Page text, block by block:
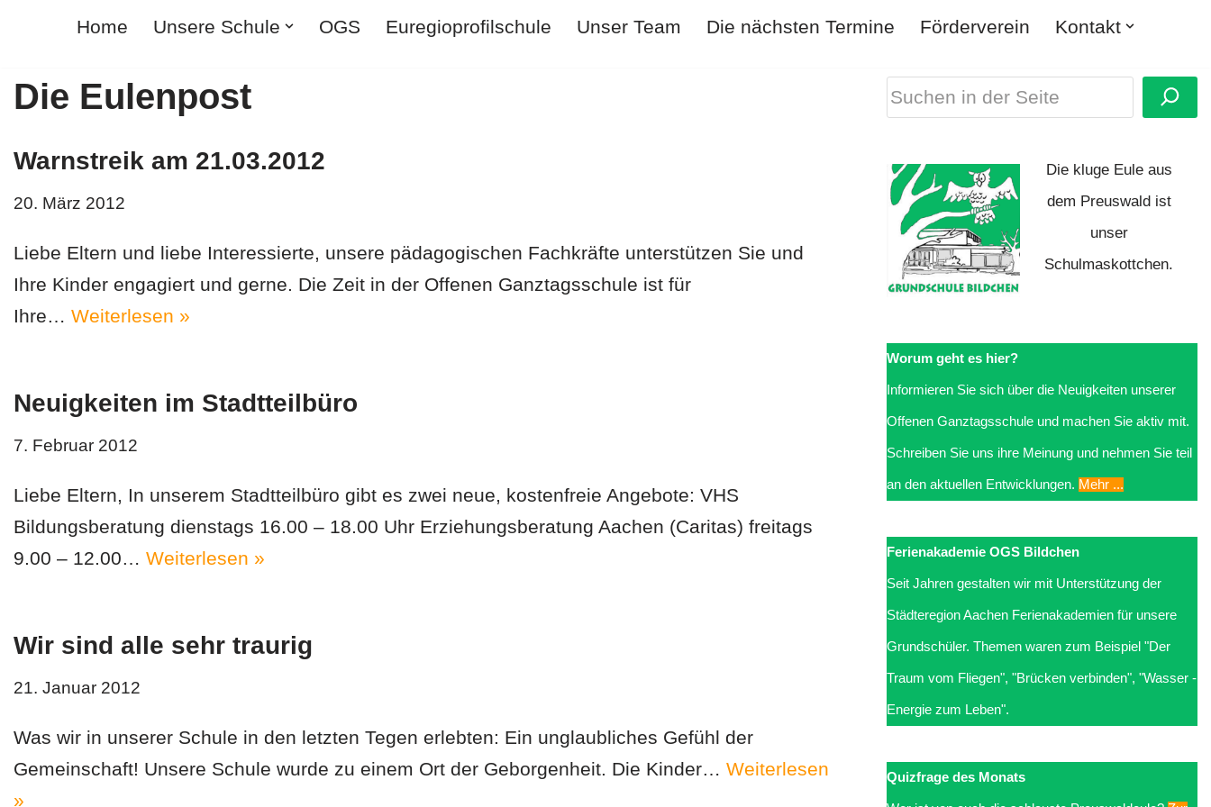
u
I
h
a
l
t
r
g
e
n
Home Unsere Schule OGS Euregioprofilschule Unser Team Die nächsten Termine Förderverein Kontakt
Die Eulenpost
Warnstreik am 21.03.2012
20. März 2012
Liebe Eltern und liebe Interessierte, unsere pädagogischen Fachkräfte unterstützen Sie und
Ihre Kinder engagiert und gerne. Die Zeit in der Offenen Ganztagsschule ist für
Ihre… Weiterlesen »
Neuigkeiten im Stadtteilbüro
7. Februar 2012
Liebe Eltern, In unserem Stadtteilbüro gibt es zwei neue, kostenfreie Angebote: VHS
Bildungsberatung dienstags 16.00 – 18.00 Uhr Erziehungsberatung Aachen (Caritas) freitags
9.00 – 12.00… Weiterlesen »
Wir sind alle sehr traurig
21. Januar 2012
Was wir in unserer Schule in den letzten Tegen erlebten: Ein unglaubliches Gefühl der
Gemeinschaft! Unsere Schule wurde zu einem Ort der Geborgenheit. Die Kinder… Weiterlesen
»
Die kluge Eule aus
dem Preuswald ist
unser
Schulmaskottchen.
Worum geht es hier?
Informieren Sie sich über die Neuigkeiten unserer
Offenen Ganztagsschule und machen Sie aktiv mit.
Schreiben Sie uns ihre Meinung und nehmen Sie teil
an den aktuellen Entwicklungen. Mehr ...
Ferienakademie OGS Bildchen
Seit Jahren gestalten wir mit Unterstützung der
Städteregion Aachen Ferienakademien für unsere
Grundschüler. Themen waren zum Beispiel "Der
Traum vom Fliegen", "Brücken verbinden", "Wasser -
Energie zum Leben".
Quizfrage des Monats